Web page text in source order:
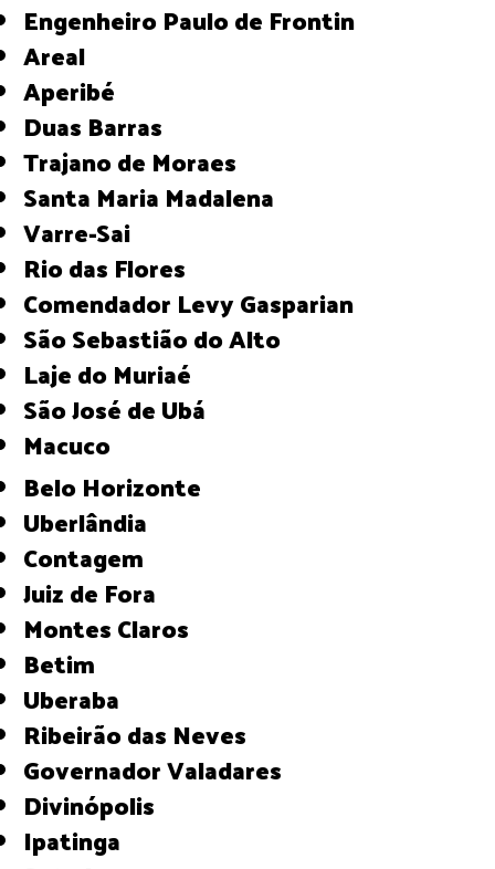
Engenheiro Paulo de Frontin
Areal
Aperibé
Duas Barras
Trajano de Moraes
Santa Maria Madalena
Varre-Sai
Rio das Flores
Comendador Levy Gasparian
São Sebastião do Alto
Laje do Muriaé
São José de Ubá
Macuco
Belo Horizonte
Uberlândia
Contagem
Juiz de Fora
Montes Claros
Betim
Uberaba
Ribeirão das Neves
Governador Valadares
Divinópolis
Ipatinga